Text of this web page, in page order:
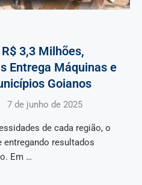
3,3 Milhões,
Entrega Máquinas e
Goianos
7 de junho de 2025
de cada região, o
entregando resultados
Em …